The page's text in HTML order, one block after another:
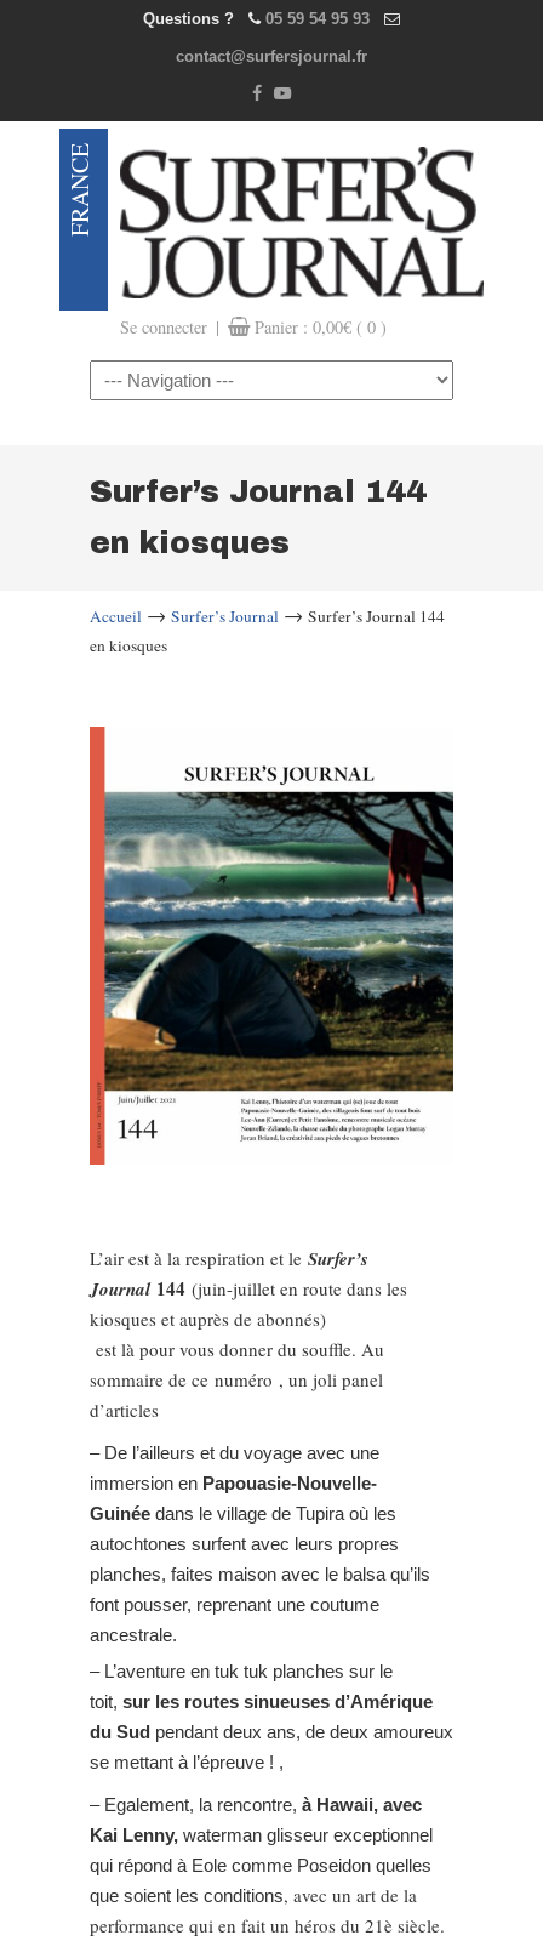
Questions ? 05 59 54 95 93
contact@surfersjournal.fr
Se connecter | Panier : 0,00€ ( 0 )
Navigation
Surfer’s Journal 144
en kiosques
Accueil → Surfer’s Journal → Surfer’s Journal 144
en kiosques
L’air est à la respiration et le Surfer’s
Journal 144 (juin-juillet en route dans les
kiosques et auprès de abonnés)
est là pour vous donner du souffle. Au
sommaire de ce numéro , un joli panel
d’articles
– De l’ailleurs et du voyage avec une
immersion en Papouasie-Nouvelle-
Guinée dans le village de Tupira où les
autochtones surfent avec leurs propres
planches, faites maison avec le balsa qu’ils
font pousser, reprenant une coutume
ancestrale.
– L’aventure en tuk tuk planches sur le
toit, sur les routes sinueuses d’Amérique
du Sud pendant deux ans, de deux amoureux
se mettant à l’épreuve ! ,
– Egalement, la rencontre, à Hawaii, avec
Kai Lenny, waterman glisseur exceptionnel
qui répond à Eole comme Poseidon quelles
que soient les conditions, avec un art de la
performance qui en fait un héros du 21è siècle.